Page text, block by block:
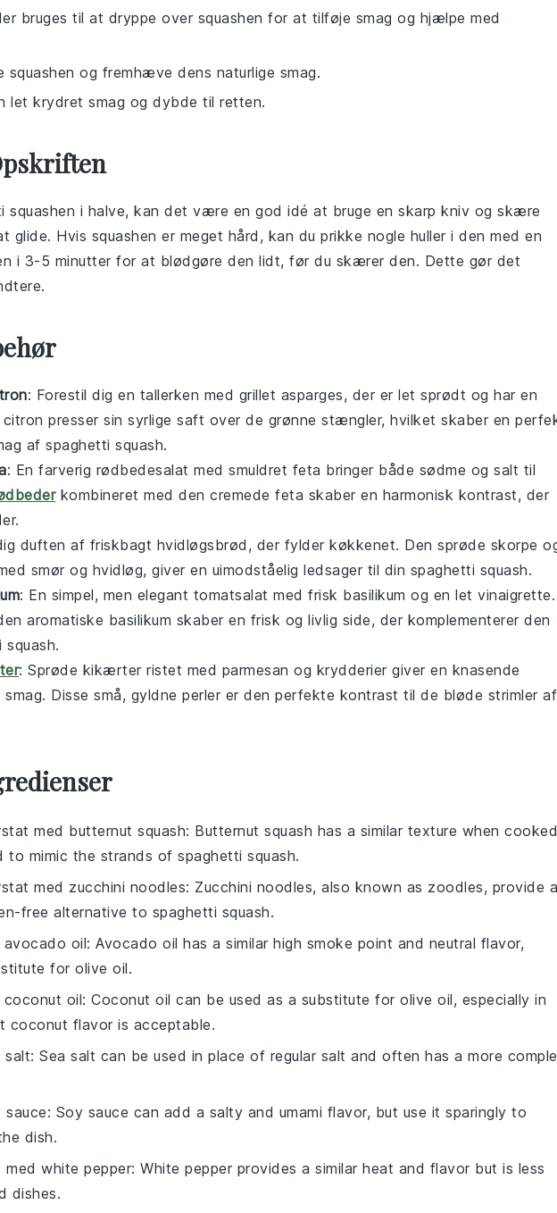
bruges til at dryppe over squashen for at tilføje smag og hjælpe med
squashen og fremhæve dens naturlige smag.
let krydret smag og dybde til retten.
squashen i halve, kan det være en god idé at bruge en skarp kniv og skære
glide. Hvis squashen er meget hård, kan du prikke nogle huller i den med en
i 3-5 minutter for at blødgøre den lidt, før du skærer den. Dette gør det
: Forestil dig en tallerken med grillet asparges, der er let sprødt og har en
citron presser sin syrlige saft over de grønne stængler, hvilket skaber en
af spaghetti squash.
: En farverig rødbedesalat med smuldret feta bringer både sødme og salt til
kombineret med den cremede feta skaber en harmonisk kontrast, der
duften af friskbagt hvidløgsbrød , der fylder køkkenet. Den sprøde skorpe
smør og hvidløg, giver en uimodståelig ledsager til din spaghetti squash.
: En simpel, men elegant tomatsalat med frisk basilikum og en let vinaigrette.
aromatiske basilikum skaber en frisk og livlig side, der komplementerer den
squash.
: Sprøde kikærter ristet med parmesan og krydderier giver en knasende
smag. Disse små, gyldne perler er den perfekte kontrast til de bløde strimler af
med butternut squash: Butternut squash has a similar texture when cooked
to mimic the strands of spaghetti squash.
med zucchini noodles: Zucchini noodles, also known as zoodles, provide a
free alternative to spaghetti squash.
avocado oil: Avocado oil has a similar high smoke point and neutral flavor,
for olive oil.
coconut oil: Coconut oil can be used as a substitute for olive oil, especially in
coconut flavor is acceptable.
salt: Sea salt can be used in place of regular salt and often has a more
sauce: Soy sauce can add a salty and umami flavor, but use it sparingly to
dish.
white pepper: White pepper provides a similar heat and flavor but is less
dishes.